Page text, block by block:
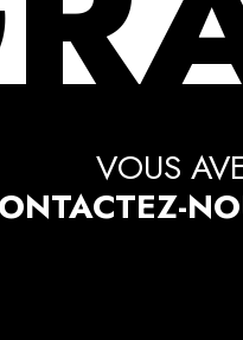
VOUS